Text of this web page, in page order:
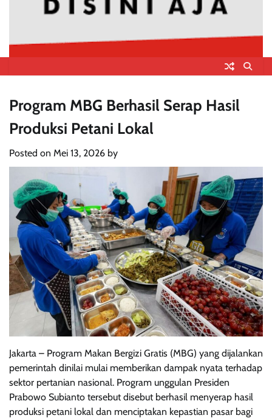
Program MBG Berhasil Serap Hasil
Produksi Petani Lokal
Posted on Mei 13, 2026 by
Jakarta – Program Makan Bergizi Gratis (MBG) yang dijalankan
pemerintah dinilai mulai memberikan dampak nyata terhadap
sektor pertanian nasional. Program unggulan Presiden
Prabowo Subianto tersebut disebut berhasil menyerap hasil
produksi petani lokal dan menciptakan kepastian pasar bagi